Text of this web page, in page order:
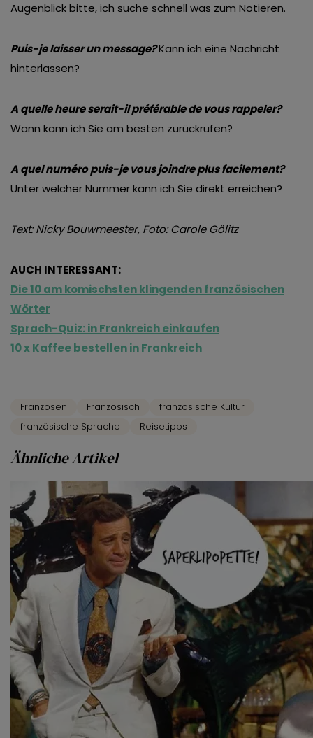
Augenblick bitte, ich suche schnell was zum Notieren.
Puis-je laisser un message?Kann ich eine Nachricht
hinterlassen?
A quelle heure serait-il préférable de vous rappeler?
Wann kann ich Sie am besten zurückrufen?
A quel numéro puis-je vous joindre plus facilement?
Unter welcher Nummer kann ich Sie direkt erreichen?
Text: Nicky Bouwmeester, Foto: Carole Gölitz
AUCH INTERESSANT:
Die 10 am komischsten klingenden französischen
Wörter
Sprach-Quiz: in Frankreich einkaufen
10 x Kaffee bestellen in Frankreich
Franzosen Französisch
französische Kultur
französische Sprache
Reisetipps
Ähnliche Artikel